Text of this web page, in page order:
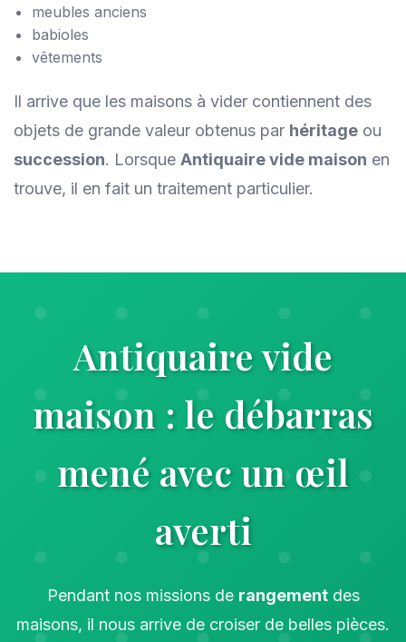
meubles anciens
babioles
vêtements
Il arrive que les maisons à vider contiennent des
objets de grande valeur obtenus par héritage ou
succession. Lorsque Antiquaire vide maison en
trouve, il en fait un traitement particulier.
Antiquaire vide
maison : le débarras
mené avec un œil
averti
Pendant nos missions de rangementdes
maisons, il nous arrive de croiser de belles pièces.